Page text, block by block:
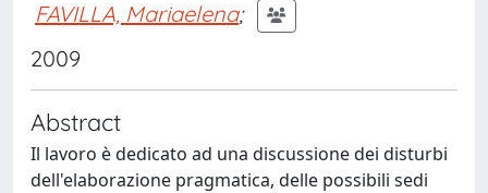
FAVILLA, Mariaelena;
2009
Abstract
Il lavoro è dedicato ad una discussione dei disturbi
dell'elaborazione pragmatica, delle possibili sedi